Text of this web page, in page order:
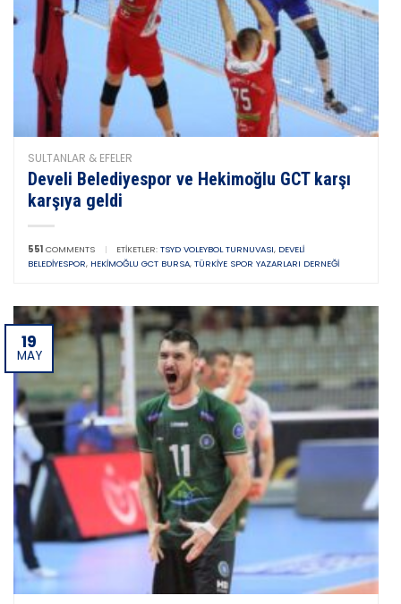
SULTANLAR & EFELER
Develi Belediyespor ve Hekimoğlu GCT karşı
karşıya geldi
551 COMMENTS | ETIKETLER: TSYD VOLEYBOL TURNUVASI, DEVELI
BELEDIYESPOR, HEKIMOĞLU GCT BURSA, TÜRKIYE SPOR YAZARLARI DERNEĞI
19
MAY